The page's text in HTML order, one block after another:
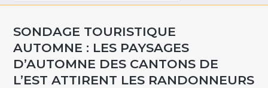
SONDAGE TOURISTIQUE
AUTOMNE : LES PAYSAGES
D’AUTOMNE DES CANTONS DE
L’EST ATTIRENT LES RANDONNEURS